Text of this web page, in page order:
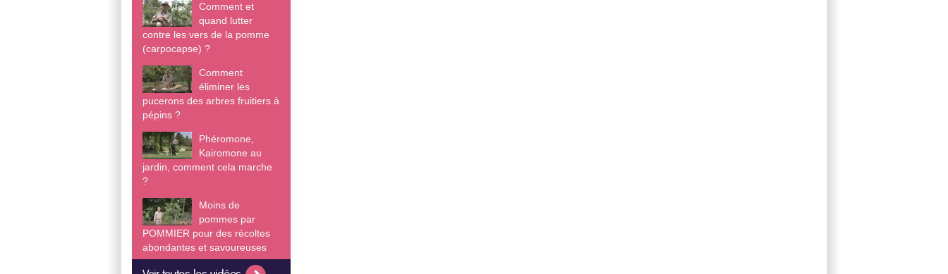
Comment et
quand lutter
contre les vers de la pomme
(carpocapse) ?
Comment
éliminer les
pucerons des arbres fruitiers à
pépins ?
Phéromone,
Kairomone au
jardin, comment cela marche
?
Moins de
pommes par
POMMIER pour des récoltes
abondantes et savoureuses